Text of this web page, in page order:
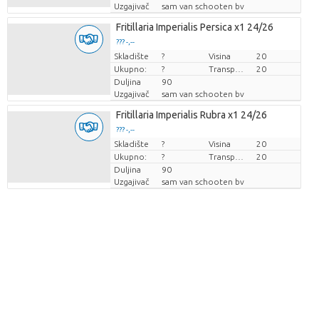
Uzgajivač
sam van schooten bv
Fritillaria Imperialis Persica x1 24/26
??? -,--
Cijena po komadu
Skladište ? Visina
20
Ukupno:
?
20
Duljina
90
Uzgajivač
sam van schooten bv
Fritillaria Imperialis Rubra x1 24/26
??? -,--
Cijena po komadu
Skladište ? Visina
20
Ukupno:
?
20
Duljina
90
Uzgajivač
sam van schooten bv